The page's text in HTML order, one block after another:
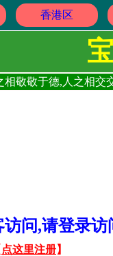
香港区
相敬敬于德,人之相
访问,请登录
点这里注册】